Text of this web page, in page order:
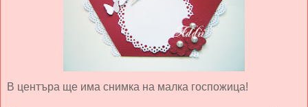
В центъра ще има снимка на малка госпожица!